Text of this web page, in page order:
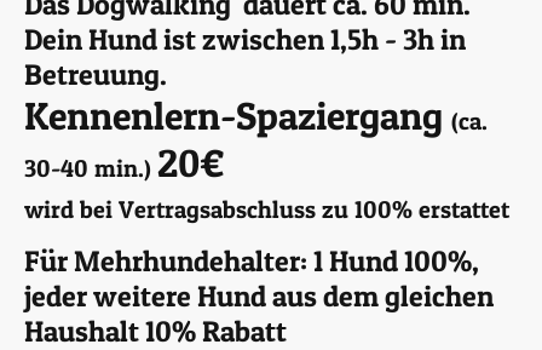
Dein Hund ist zwischen 1,5h - 3h in
Betreuung.
Kennenlern-Spaziergang (ca.
30-40 min.) 20€
wird bei Vertragsabschluss zu 100% erstattet
Für Mehrhundehalter: 1 Hund 100%,
jeder weitere Hund aus dem gleichen
Haushalt 10% Rabatt